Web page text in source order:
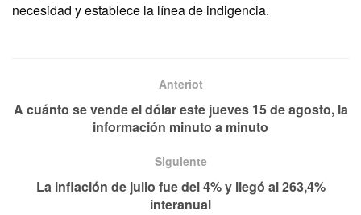
necesidad y establece la línea de indigencia.
Anteriot
A cuánto se vende el dólar este jueves 15 de agosto, la
información minuto a minuto
Siguiente
La inflación de julio fue del 4% y llegó al 263,4%
interanual